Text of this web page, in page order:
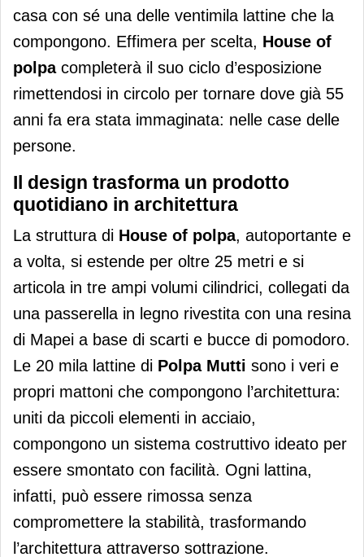
casa con sé una delle ventimila lattine che la
compongono. Effimera per scelta, House of
polpacompleterà il suo ciclo d’esposizione
rimettendosi in circolo per tornare dove già 55
anni fa era stata immaginata: nelle case delle
persone.
Il design trasforma un prodotto
quotidiano in architettura
La struttura di House of polpa, autoportante e
a volta, si estende per oltre 25 metri e si
articola in tre ampi volumi cilindrici, collegati da
una passerella in legno rivestita con una resina
di Mapei a base di scarti e bucce di pomodoro.
Le 20 mila lattine di Polpa Mutti sono i veri e
propri mattoni che compongono l’architettura:
uniti da piccoli elementi in acciaio,
compongono un sistema costruttivo ideato per
essere smontato con facilità. Ogni lattina,
infatti, può essere rimossa senza
compromettere la stabilità, trasformando
l’architettura attraverso sottrazione.